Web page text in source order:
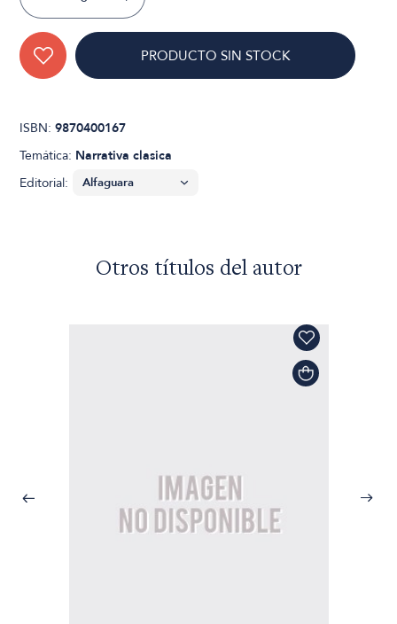
PRODUCTO SIN STOCK
ISBN:9870400167
Temática: Narrativa clasica
Editorial:
Otros títulos del autor